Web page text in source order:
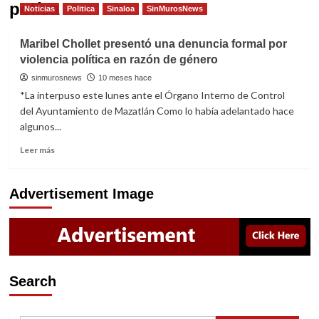
políca
Noticias Politica Sinaloa SinMurosNews
Maribel Chollet presentó una denuncia formal por
violencia política en razón de género
sinmurosnews 10 meses hace
*La interpuso este lunes ante el Órgano Interno de Control
del Ayuntamiento de Mazatlán Como lo había adelantado hace
algunos...
Leer másRead
Maribel
Chollet
presentó
una
denuncia
formal
violencia
Advertisement Image
Search